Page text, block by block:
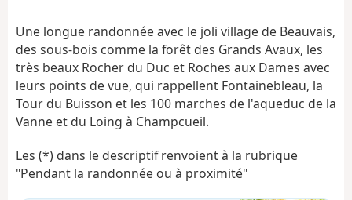
i
g
a
t
i
Une longue randonnée avec le joli village de Beauvais,
des sous-bois comme la forêt des Grands Avaux, les
très beaux Rocher du Duc et Roches aux Dames avec
leurs points de vue, qui rappellent Fontainebleau, la
Tour du Buisson et les 100 marches de l'aqueduc de la
Vanne et du Loing à Champcueil.
Les (*) dans le descriptif renvoient à la rubrique
"Pendant la randonnée ou à proximité"